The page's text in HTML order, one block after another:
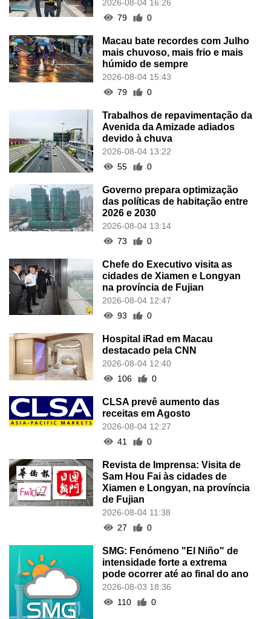
2026-08-04 16:26
79
0
Macau bate recordes com Julho
mais chuvoso, mais frio e mais
húmido de sempre
2026-08-04 15:43
79
0
Trabalhos de repavimentação da
Avenida da Amizade adiados
devido à chuva
2026-08-04 13:22
55
0
Governo prepara optimização
das políticas de habitação entre
2026 e 2030
2026-08-04 13:14
73
0
Chefe do Executivo visita as
cidades de Xiamen e Longyan
na província de Fujian
2026-08-04 12:47
93
0
Hospital iRad em Macau
destacado pela CNN
2026-08-04 12:40
106
0
CLSA prevê aumento das
receitas em Agosto
2026-08-04 12:27
41
0
Revista de Imprensa: Visita de
Sam Hou Fai às cidades de
Xiamen e Longyan, na província
de Fujian
2026-08-04 11:38
27
0
SMG: Fenómeno "El Niño" de
intensidade forte a extrema
pode ocorrer até ao final do ano
2026-08-03 18:36
110
0